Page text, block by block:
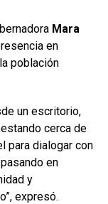
Mara
en
población
un escritorio,
cerca de
para dialogar con
en
y
expresó.